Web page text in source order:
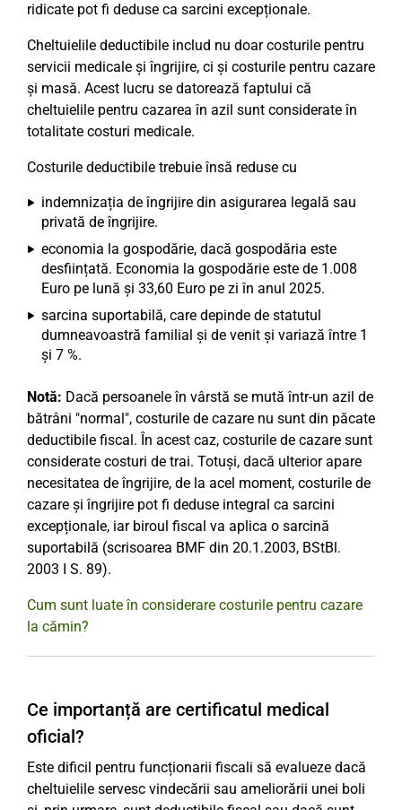
ridicate pot fi deduse ca sarcini excepționale.
Cheltuielile deductibile includ nu doar costurile pentru
servicii medicale și îngrijire, ci și costurile pentru cazare
și masă. Acest lucru se datorează faptului că
cheltuielile pentru cazarea în azil sunt considerate în
totalitate costuri medicale.
Costurile deductibile trebuie însă reduse cu
indemnizația de îngrijire din asigurarea legală sau
privată de îngrijire.
economia la gospodărie, dacă gospodăria este
desființată. Economia la gospodărie este de 1.008
Euro pe lună și 33,60 Euro pe zi în anul 2025.
sarcina suportabilă, care depinde de statutul
dumneavoastră familial și de venit și variază între 1
și 7 %.
Notă: Dacă persoanele în vârstă se mută într-un azil de
bătrâni "normal", costurile de cazare nu sunt din păcate
deductibile fiscal. În acest caz, costurile de cazare sunt
considerate costuri de trai. Totuși, dacă ulterior apare
necesitatea de îngrijire, de la acel moment, costurile de
cazare și îngrijire pot fi deduse integral ca sarcini
excepționale, iar biroul fiscal va aplica o sarcină
suportabilă (scrisoarea BMF din 20.1.2003, BStBl.
2003 I S. 89).
Cum sunt luate în considerare costurile pentru cazare
la cămin?
Ce importanță are certificatul medical
oficial?
Este dificil pentru funcționarii fiscali să evalueze dacă
cheltuielile servesc vindecării sau ameliorării unei boli